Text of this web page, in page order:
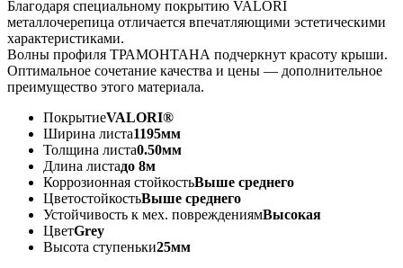
Благодаря специальному покрытию VALORI
металлочерепица отличается впечатляющими эстетическими
характеристиками.
Волны профиля ТРАМОНТАНА подчеркнут красоту крыши.
Оптимальное сочетание качества и цены — дополнительное
преимущество этого материала.
ПокрытиеVALORI®
Ширина листа1195мм
Толщина листа0.50мм
Длина листадо 8м
Коррозионная стойкостьВыше среднего
ЦветостойкостьВыше среднего
Устойчивость к мех. повреждениямВысокая
ЦветGrey
Высота ступеньки25мм